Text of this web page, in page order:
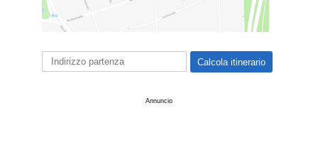
Annuncio